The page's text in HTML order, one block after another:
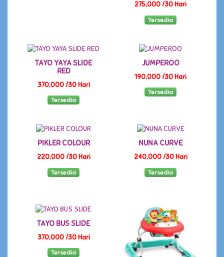
275,000 /30 Hari
Tersedia
TAYO YAYA SLIDE
RED
370,000 /30 Hari
Tersedia
JUMPEROO
190,000 /30 Hari
Tersedia
PIKLER COLOUR
220,000 /30 Hari
Tersedia
NUNA CURVE
240,000 /30 Hari
Tersedia
TAYO BUS SLIDE
370,000 /30 Hari
Tersedia